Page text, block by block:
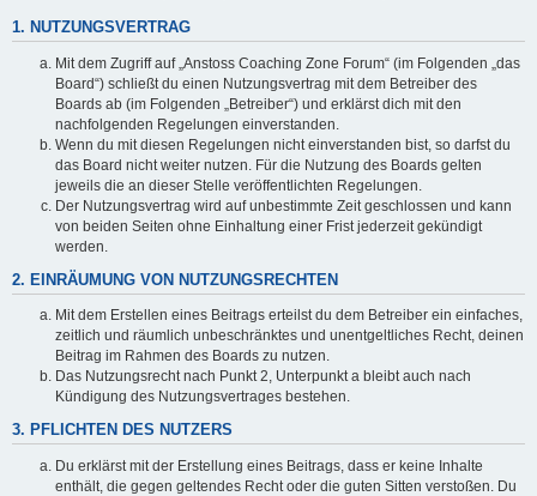
1. NUTZUNGSVERTRAG
Mit dem Zugriff auf „Anstoss Coaching Zone Forum“ (im Folgenden „das
Board“) schließt du einen Nutzungsvertrag mit dem Betreiber des
Boards ab (im Folgenden „Betreiber“) und erklärst dich mit den
nachfolgenden Regelungen einverstanden.
Wenn du mit diesen Regelungen nicht einverstanden bist, so darfst du
das Board nicht weiter nutzen. Für die Nutzung des Boards gelten
jeweils die an dieser Stelle veröffentlichten Regelungen.
Der Nutzungsvertrag wird auf unbestimmte Zeit geschlossen und kann
von beiden Seiten ohne Einhaltung einer Frist jederzeit gekündigt
werden.
2. EINRÄUMUNG VON NUTZUNGSRECHTEN
Mit dem Erstellen eines Beitrags erteilst du dem Betreiber ein einfaches,
zeitlich und räumlich unbeschränktes und unentgeltliches Recht, deinen
Beitrag im Rahmen des Boards zu nutzen.
Das Nutzungsrecht nach Punkt 2, Unterpunkt a bleibt auch nach
Kündigung des Nutzungsvertrages bestehen.
3. PFLICHTEN DES NUTZERS
Du erklärst mit der Erstellung eines Beitrags, dass er keine Inhalte
enthält, die gegen geltendes Recht oder die guten Sitten verstoßen. Du